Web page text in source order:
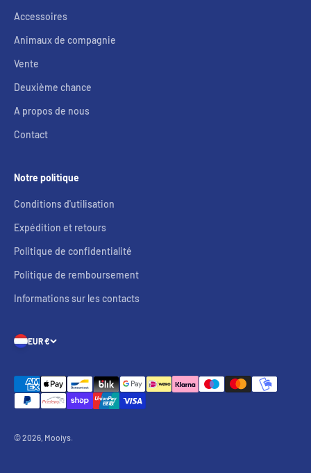
Accessoires
Animaux de compagnie
Vente
Deuxième chance
A propos de nous
Contact
Notre politique
Conditions d'utilisation
Expédition et retours
Politique de confidentialité
Politique de remboursement
Informations sur les contacts
EUR €
© 2026, Mooiys.